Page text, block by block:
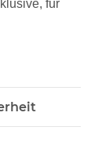
für